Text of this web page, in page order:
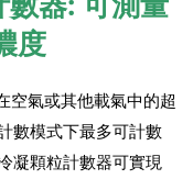
度
空氣或其他載氣中的超
數模式下最多可計數
凝顆粒計數器可實現